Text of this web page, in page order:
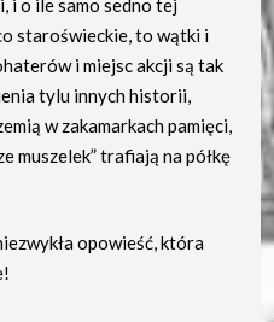
i o ile samo sedno tej
staroświeckie, to wątki i
i miejsc akcji są tak
tylu innych historii,
w zakamarkach pamięci,
muszelek” trafiają na półkę
opowieść, która